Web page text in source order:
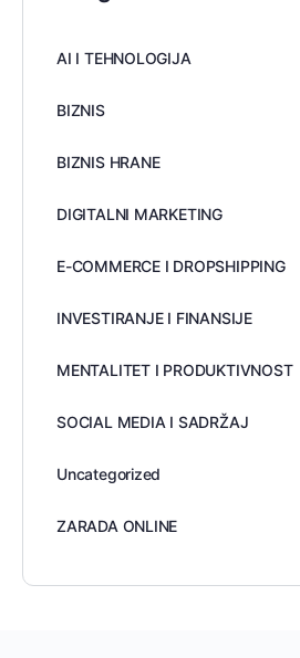
AI I TEHNOLOGIJA
BIZNIS
BIZNIS HRANE
DIGITALNI MARKETING
E-COMMERCE I DROPSHIPPING
INVESTIRANJE I FINANSIJE
MENTALITET I PRODUKTIVNOST
SOCIAL MEDIA I SADRŽAJ
Uncategorized
ZARADA ONLINE